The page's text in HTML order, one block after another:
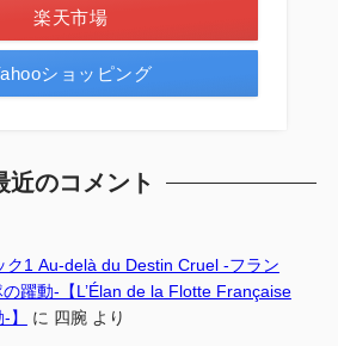
楽天市場
ショッピング
近のコメント
ク1 Au-delà du Destin Cruel -フラン
躍動-【L’Élan de la Flotte Française
に 四腕より